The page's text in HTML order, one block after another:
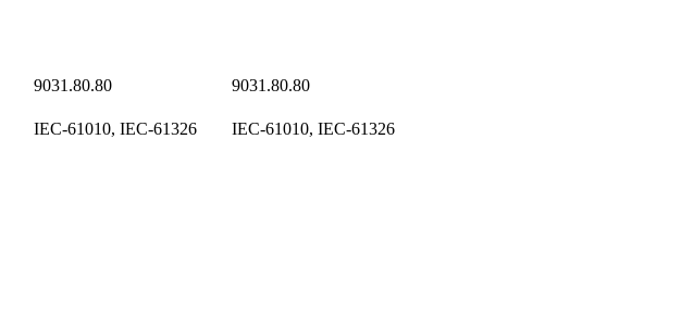
9031.80.80 9031.80.80
IEC-61010, IEC-61326 IEC-61010, IEC-61326